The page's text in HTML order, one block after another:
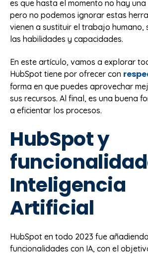
es que hasta el momento no hay
pero no podemos ignorar estas
vienen a sustituir el trabajo humano,
las habilidades y capacidades.
En este artículo, vamos a explorar
HubSpot tiene por ofrecer con
forma en que puedes aprovechar
sus recursos. Al final, es una buena
a eficientar los procesos.
HubSpot y
Inteligencia
Artificial
HubSpot en todo 2023 fue
funcionalidades con IA, con el